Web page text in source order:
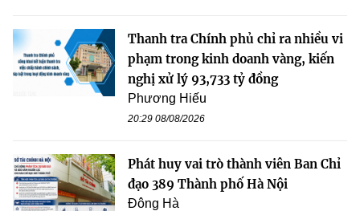
Thanh tra Chính phủ chỉ ra nhiều vi
phạm trong kinh doanh vàng, kiến
nghị xử lý 93,733 tỷ đồng
Phương Hiếu
20:29 08/08/2026
Phát huy vai trò thành viên Ban Chỉ
đạo 389 Thành phố Hà Nội
Đông Hà